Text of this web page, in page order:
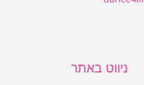
ניווט באתר